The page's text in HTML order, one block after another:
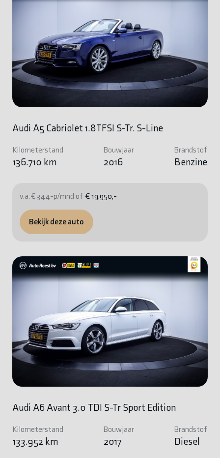
Audi A5 Cabriolet 1.8TFSI S-Tr. S-Line
Kilometerstand
136.710 km
Bouwjaar
2016
Brandstof
Benzine
v.a. € 344-p/mnd of € 19.950,-
Bekijk deze auto
Audi A6 Avant 3.0 TDI S-Tr Sport Edition
Kilometerstand
133.952 km
Bouwjaar
2017
Brandstof
Diesel